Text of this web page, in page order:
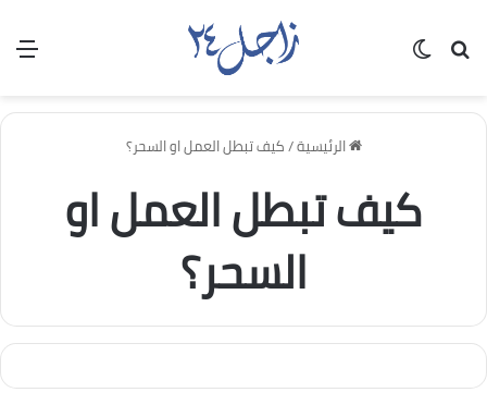
بحث عن
الرئيسية/كيف تبطل العمل او السحر؟
كيف تبطل العمل او
السحر؟